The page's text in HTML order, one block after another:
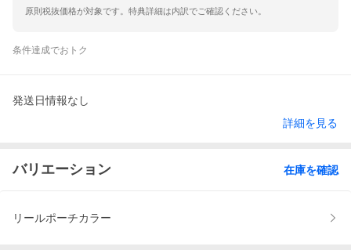
原則税抜価格が対象です。特典詳細は内訳でご確認ください。
条件達成でおトク
発送日情報なし
詳細を見る
バリエーション 在庫を確認
リールポーチカラー